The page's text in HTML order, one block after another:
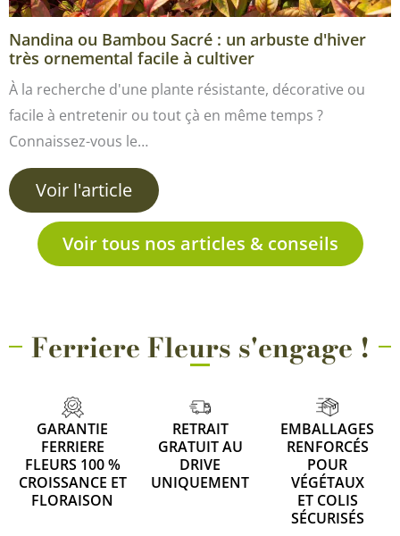
Nandina ou Bambou Sacré : un arbuste d'hiver
très ornemental facile à cultiver
À la recherche d'une plante résistante, décorative ou
facile à entretenir ou tout çà en même temps ?
Connaissez-vous le…
Voir l'article
Voir tous nos articles & conseils
Ferriere Fleurs s'engage !
GARANTIE
FERRIERE
FLEURS 100 %
CROISSANCE ET
FLORAISON
RETRAIT
GRATUIT AU
DRIVE
UNIQUEMENT
EMBALLAGES
RENFORCÉS
POUR
VÉGÉTAUX
ET COLIS
SÉCURISÉS